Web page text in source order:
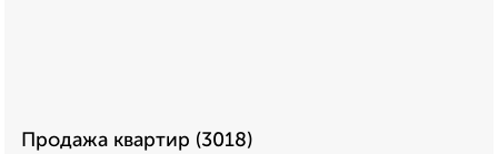
Продажа квартир (3018)